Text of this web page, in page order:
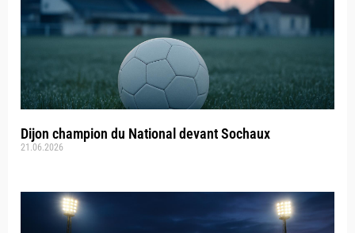
Dijon champion du National devant Sochaux
21.06.2026